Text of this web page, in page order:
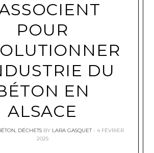
POUR
DU
EN
ALSACE
, DÉCHETS BY LARA GASQUET
4 FÉVRIER
2025